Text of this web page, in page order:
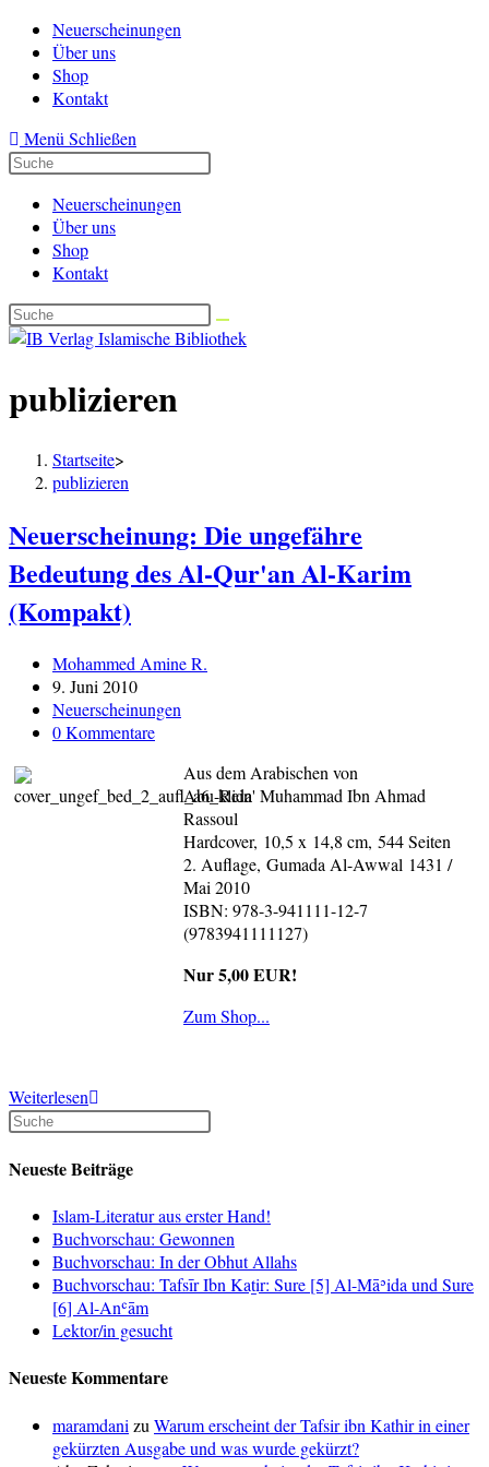
Zum
Inhalt
springen
Neuerscheinungen
Über uns
Shop
Kontakt
Menü Schließen
Neuerscheinungen
Über uns
Shop
Kontakt
publizieren
Startseite>
publizieren
Neuerscheinung: Die ungefähre
Bedeutung des Al-Qur'an Al-Karim
(Kompakt)
Beitrags-
Autor:
Mohammed Amine R.
Beitrag
veröffentlicht:
9. Juni 2010
Beitrags-
Kategorie:
Neuerscheinungen
Beitrags-
0 Kommentare
Aus dem Arabischen von
Abu-Rida' Muhammad Ibn Ahmad
Rassoul
Hardcover, 10,5 x 14,8 cm, 544 Seiten
2. Auflage, Gumada Al-Awwal 1431 /
Mai 2010
ISBN: 978-3-941111-12-7
(9783941111127)
Nur 5,00 EUR!
Zum Shop...
WeiterlesenNeuerscheinung:
Die
ungefähre
Bedeutung
Al-
Qur'an
Al-
Karim
(Kompakt)
Neueste Beiträge
Islam-Literatur aus erster Hand!
Buchvorschau: Gewonnen
Buchvorschau: In der Obhut Allahs
Buchvorschau: Tafsīr Ibn Kaṯir: Sure [5] Al-Māʾida und Sure
[6] Al-Anʿām
Lektor/in gesucht
Neueste Kommentare
maramdani zu Warum erscheint der Tafsir ibn Kathir in einer
gekürzten Ausgabe und was wurde gekürzt?